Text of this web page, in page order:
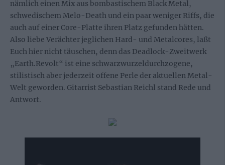
nämlich einen Mix aus bombastischem Black Metal,
schwedischem Melo-Death und ein paar weniger Riffs, die
auch auf einer Core-Platte ihren Platz gefunden hätten.
Also liebe Verächter jeglichen Hard- und Metalcores, laßt
Euch hier nicht täuschen, denn das Deadlock-Zweitwerk
„Earth.Revolt“ ist eine schwarzwurzeldurchzogene,
stilistisch aber jederzeit offene Perle der aktuellen Metal-
Welt geworden. Gitarrist Sebastian Reichl stand Rede und
Antwort.